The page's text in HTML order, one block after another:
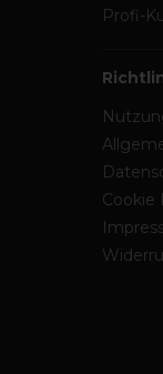
Profi-
Cookie